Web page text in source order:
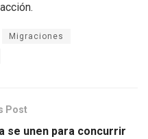
Migraciones
Post
se unen para concurrir